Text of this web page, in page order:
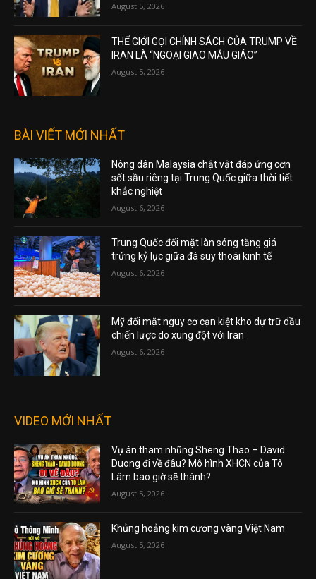
August 5, 2026
THẾ GIỚI GỌI CHÍNH SÁCH CỦA TRUMP VỀ
IRAN LÀ “NGOẠI GIAO MẪU GIÁO”
August 5, 2026
BÀI VIẾT MỚI NHẤT
Nông dân Malaysia chật vật đáp ứng cơn
sốt sầu riêng tại Trung Quốc giữa thời tiết
khắc nghiệt
August 6, 2026
Trung Quốc đối mặt làn sóng tăng giá
trứng kỷ lục giữa đà suy thoái kinh tế
August 6, 2026
Mỹ đối mặt nguy cơ cạn kiệt kho dự trữ dầu
chiến lược do xung đột với Iran
August 6, 2026
VIDEO MỚI NHẤT
Vụ án tham nhũng Sheng Thao – David
Duong đi về đâu? Mô hình XHCN của Tô
Lâm bao giờ sẽ thành?
August 5, 2026
Khủng hoảng kim cương vàng Việt Nam
August 5, 2026